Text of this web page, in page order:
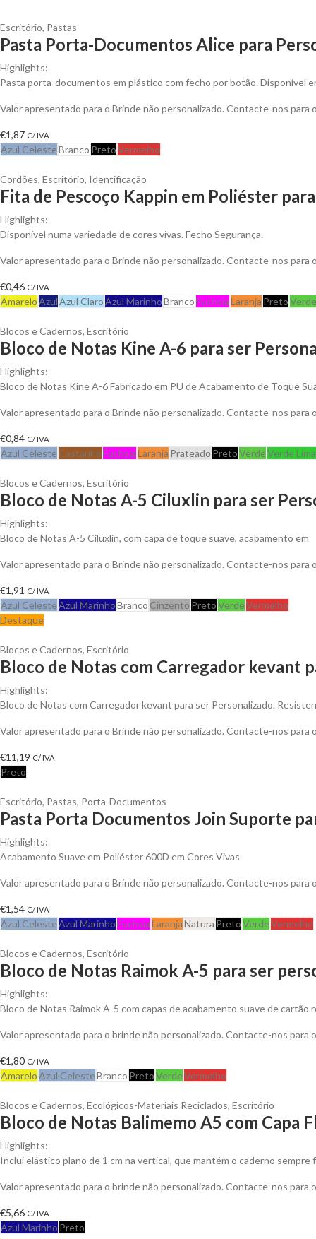
Escritório, Pastas
Pasta Porta-Documentos Alice para
Highlights:
Pasta porta-documentos em plástico com fecho por botão. Disponível
Valor apresentado para o Brinde não personalizado. Contacte-nos
€1,87 C/ IVA
Azul CelesteBranco PretoVermelho
Cordões, Escritório, Identificação
Fita de Pescoço Kappin em Poliéster
Highlights:
Disponível numa variedade de cores vivas. Fecho Segurança.
Valor apresentado para o Brinde não personalizado. Contacte-nos
€0,46 C/ IVA
AmareloAzulAzul ClaroAzul MarinhoBrancoFuchsiaLaranja PretoVerde
Blocos e Cadernos, Escritório
Bloco de Notas Kine A-6 para ser
Highlights:
Bloco de Notas Kine A-6 Fabricado em PU de Acabamento de Toque
Valor apresentado para o Brinde não personalizado. Contacte-nos
€0,84 C/ IVA
Azul Celeste CastanhoFuchsiaLaranja Prateado PretoVerdeVerde Lima
Blocos e Cadernos, Escritório
Bloco de Notas A-5 Ciluxlin para ser
Highlights:
Bloco de Notas A-5 Ciluxlin, com capa de toque suave, acabamento em
Valor apresentado para o Brinde não personalizado. Contacte-nos
€1,91 C/ IVA
Azul CelesteAzul MarinhoBranco Cinzento PretoVerdeVermelho
Destaque
Blocos e Cadernos, Escritório
Bloco de Notas com Carregador kevant
Highlights:
Bloco de Notas com Carregador kevant para ser Personalizado.
Valor apresentado para o Brinde não personalizado. Contacte-nos
€11,19 C/ IVA
Preto
Escritório, Pastas, Porta-Documentos
Pasta Porta Documentos Join Suporte
Highlights:
Acabamento Suave em Poliéster 600D em Cores Vivas
Valor apresentado para o Brinde não personalizado. Contacte-nos
€1,54 C/ IVA
Azul CelesteAzul MarinhoFuchsiaLaranjaNatura PretoVerdeVermelho
Blocos e Cadernos, Escritório
Bloco de Notas Raimok A-5 para ser
Highlights:
Bloco de Notas Raimok A-5 com capas de acabamento suave de cartão
Valor apresentado para o brinde não personalizado. Contacte-nos
€1,80 C/ IVA
AmareloAzul CelesteBranco PretoVerdeVermelho
Blocos e Cadernos, Ecológicos-Materiais Reciclados, Escritório
Bloco de Notas Balimemo A5 com Capa
Highlights:
Inclui elástico plano de 1 cm na vertical, que mantém o caderno
Valor apresentado para o brinde não personalizado. Contacte-nos
€5,66 C/ IVA
Azul Marinho Preto